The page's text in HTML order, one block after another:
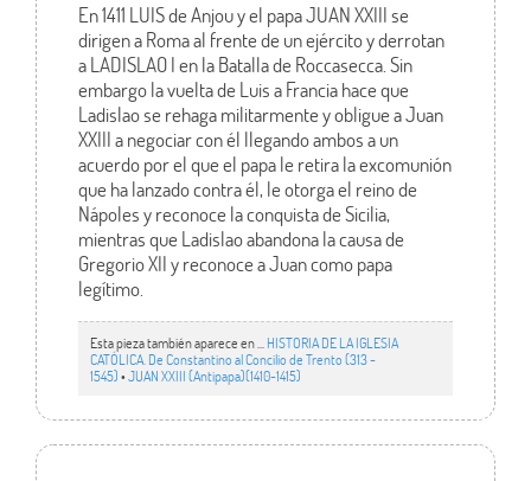
En 1411 LUIS de Anjou y el papa JUAN XXIII se
dirigen a Roma al frente de un ejército y derrotan
a LADISLAO I en la Batalla de Roccasecca. Sin
embargo la vuelta de Luis a Francia hace que
Ladislao se rehaga militarmente y obligue a Juan
XXIII a negociar con él llegando ambos a un
acuerdo por el que el papa le retira la excomunión
que ha lanzado contra él, le otorga el reino de
Nápoles y reconoce la conquista de Sicilia,
mientras que Ladislao abandona la causa de
Gregorio XII y reconoce a Juan como papa
legítimo.
Esta pieza también aparece en ... HISTORIA DE LA IGLESIA
CATÓLICA. De Constantino al Concilio de Trento (313 -
1545)•JUAN XXIII (Antipapa)(1410-1415)